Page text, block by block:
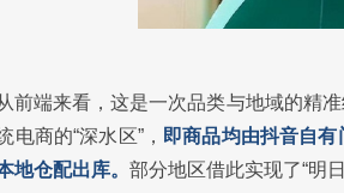
前端来看，这是一次品类与地域的精
电商的“深水区”， 即商品均由抖音自
地仓配出库。 部分地区借此实现了“明